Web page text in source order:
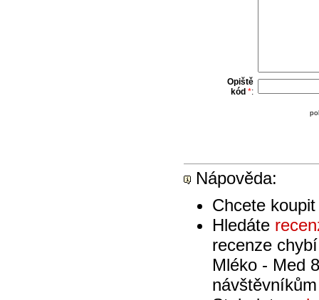
Opiště
kód *:
Nápověda:
Chcete
Hledáte
recenze
Mléko - Med